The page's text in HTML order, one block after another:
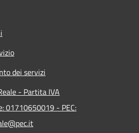
dei servizi
- Partita IVA
01710650019 - PEC: